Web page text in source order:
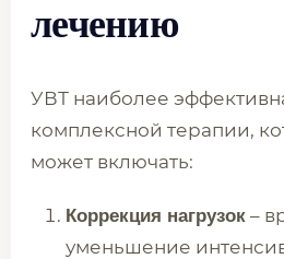
лечению
УВТ наиболее
комплексной терапии,
может включать:
Коррекция нагрузок –
уменьшение